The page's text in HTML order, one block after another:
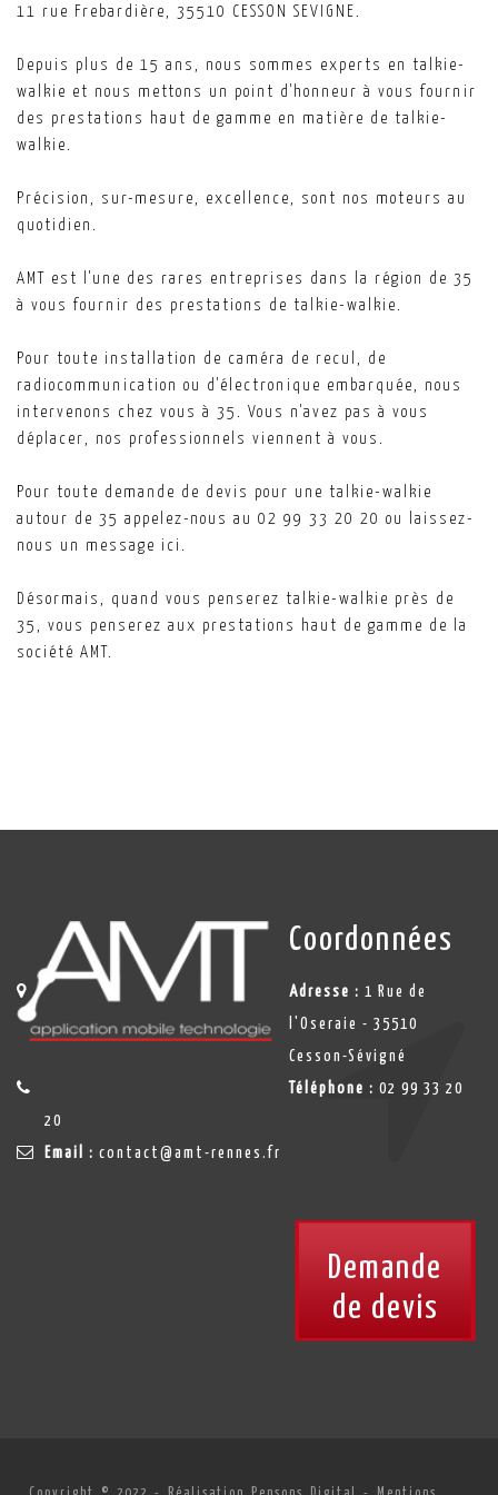
11 rue Frebardière, 35510 CESSON SEVIGNE.
Depuis plus de 15 ans, nous sommes experts en talkie-
walkie et nous mettons un point d'honneur à vous fournir
des prestations haut de gamme en matière de talkie-
walkie.
Précision, sur-mesure, excellence, sont nos moteurs au
quotidien.
AMT est l'une des rares entreprises dans la région de 35
à vous fournir des prestations de talkie-walkie.
Pour toute installation de caméra de recul, de
radiocommunication ou d'électronique embarquée, nous
intervenons chez vous à 35. Vous n'avez pas à vous
déplacer, nos professionnels viennent à vous.
Pour toute demande de devis pour une talkie-walkie
autour de 35 appelez-nous au 02 99 33 20 20 ou laissez-
nous un message ici.
Désormais, quand vous penserez talkie-walkie près de
35, vous penserez aux prestations haut de gamme de la
société AMT.
Coordonnées
Adresse : 1 Rue de
l'Oseraie - 35510
Cesson-Sévigné
Téléphone : 02 99 33 20
20
Email : contact@amt-rennes.fr
Demande
de devis